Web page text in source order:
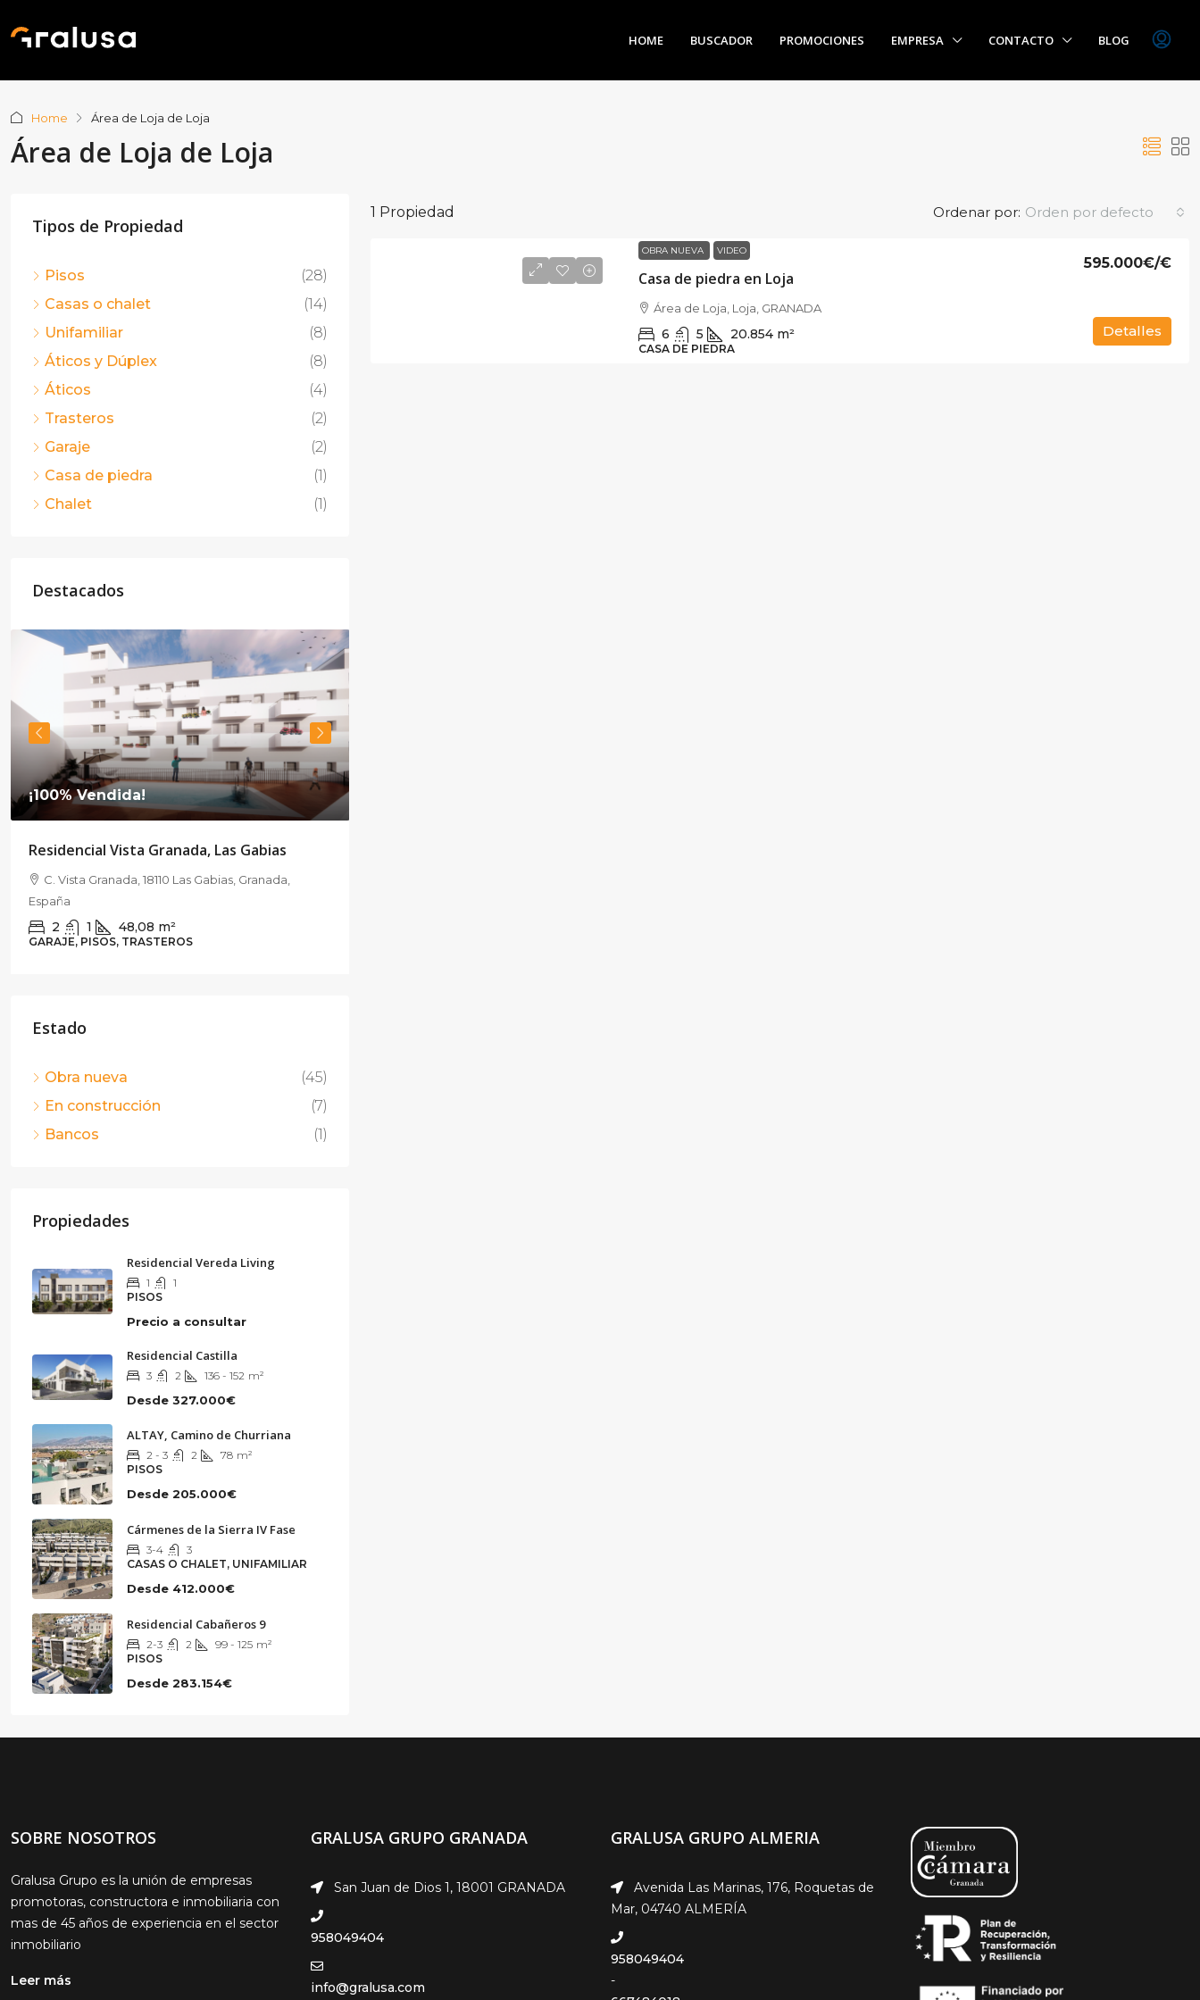
HOME BUSCADOR PROMOCIONES EMPRESA CONTACTO BLOG
Home Área de Loja de Loja
Área de Loja de Loja
1 Propiedad Ordenar por: Orden por defecto
OBRA NUEVA VIDEO
Casa de piedra en Loja
595.000€/€
Área de Loja, Loja, GRANADA
6 5 20.854 m²
CASA DE PIEDRA
Detalles
Tipos de Propiedad
Pisos
(28)
Casas o chalet
(14)
Unifamiliar
(8)
Áticos y Dúplex
(8)
Áticos
(4)
Trasteros
(2)
Garaje
(2)
Casa de piedra
(1)
Chalet
(1)
Destacados
¡100% Vendida!
Residencial Vista Granada, Las Gabias
C. Vista Granada, 18110 Las Gabias, Granada,
España
2 1 48,08 m²
GARAJE, PISOS, TRASTEROS
Estado
Obra nueva
(45)
En construcción
(7)
Bancos
(1)
Propiedades
Residencial Vereda Living
1
1
PISOS
Precio a consultar
Residencial Castilla
3 2 136 - 152 m²
Desde 327.000€
ALTAY, Camino de Churriana
2 - 3 2 78 m²
PISOS
Desde 205.000€
Cármenes de la Sierra IV Fase
3-4
3
CASAS O CHALET, UNIFAMILIAR
Desde 412.000€
Residencial Cabañeros 9
2-3 2 99 - 125 m²
PISOS
Desde 283.154€
SOBRE NOSOTROS
Gralusa Grupo es la unión de empresas
promotoras, constructora e inmobiliaria con
mas de 45 años de experiencia en el sector
inmobiliario
Leer más
GRALUSA GRUPO GRANADA
San Juan de Dios 1, 18001 GRANADA
958049404
info@gralusa.com
GRALUSA GRUPO ALMERIA
Avenida Las Marinas, 176, Roquetas de
Mar, 04740 ALMERÍA
958049404
-